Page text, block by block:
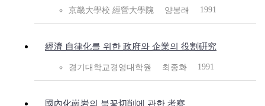
京畿大學校 經營大學院 양봉래 1991
經濟 自律化를 위한 政府와 企業의 役割硏究
경기대학교경영대학원 최종화 1991
國內化崗岩의 불꽃切削에 관한 考察